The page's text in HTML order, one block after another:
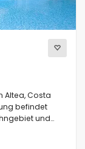
Altea, Costa
befindet
und